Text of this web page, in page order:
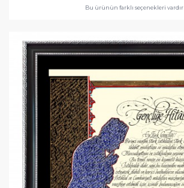
Bu ürünün farklı seçenekleri vardır